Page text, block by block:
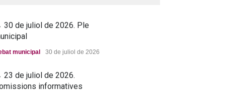
30 de juliol de 2026. Ple
municipal 30 de juliol de 2026
23 de juliol de 2026.
informatives